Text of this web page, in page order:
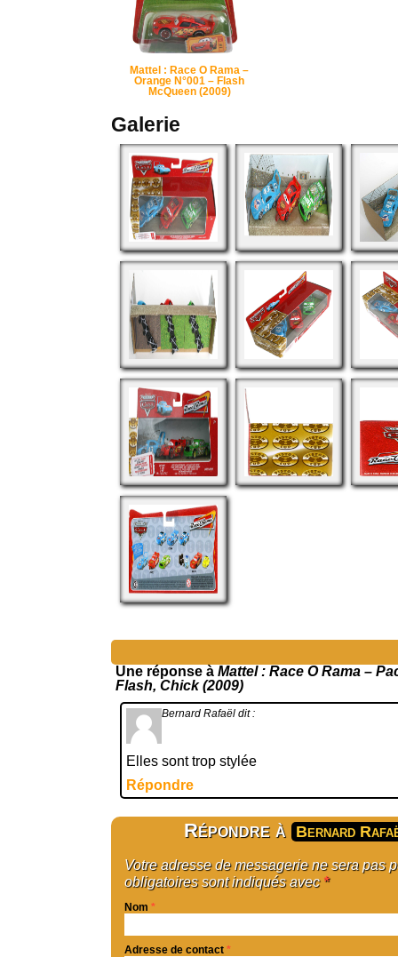
Mattel : Race O Rama –
Orange N°001 – Flash
McQueen (2009)
Galerie
Une réponse à Mattel : Race O Rama –
Flash, Chick (2009)
Bernard Rafaël dit :
Elles sont trop stylée
Répondre
Répondre à Bernard
Votre adresse de messagerie ne sera pas
obligatoires sont indiqués avec *
Nom *
Adresse de contact *